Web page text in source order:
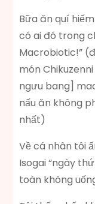
Bữa ăn quí
có ai đó trong
Macrobiotic!”
món
ngưu bang]
nấu ăn không
nhất)
Về cá nhân tôi
Isogai “ngày
toàn không